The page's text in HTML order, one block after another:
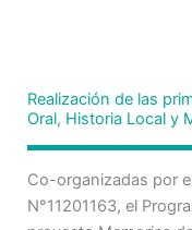
Realización de las
Oral, Historia Local y
Co-organizadas por
N°11201163, el